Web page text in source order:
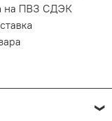
на ПВЗ СДЭК